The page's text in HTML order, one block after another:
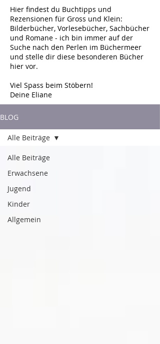
Hier findest du Buchtipps und
Rezensionen für Gross und Klein:
Bilderbücher, Vorlesebücher, Sachbücher
und Romane - ich bin immer auf der
Suche nach den Perlen im Büchermeer
und stelle dir diese besonderen Bücher
hier vor.
Viel Spass beim Stöbern!
Deine Eliane
BLOG
Alle Beiträge
Erwachsene
Jugend
Kinder
Allgemein
Alle Beiträge